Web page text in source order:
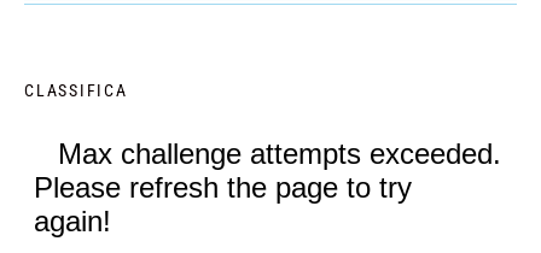
CLASSIFICA